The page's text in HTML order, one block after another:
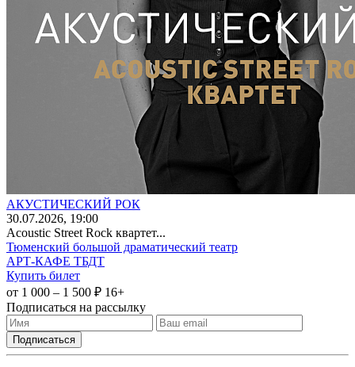
АКУСТИЧЕСКИЙ РОК
30.07.2026, 19:00
Acoustic Street Rock квартет...
Тюменский большой драматический театр
АРТ-КАФЕ ТБДТ
Купить билет
от 1 000 – 1 500 ₽ 16+
Подписаться на рассылку